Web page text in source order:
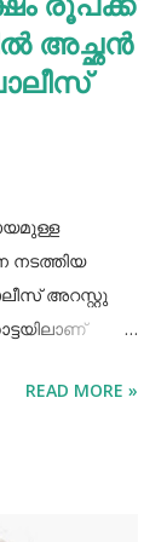
അച്ഛൻ
നടത്തിയ
അറസ്റ്റു
തേനി
ഒരു ലക്ഷം
READ MORE »